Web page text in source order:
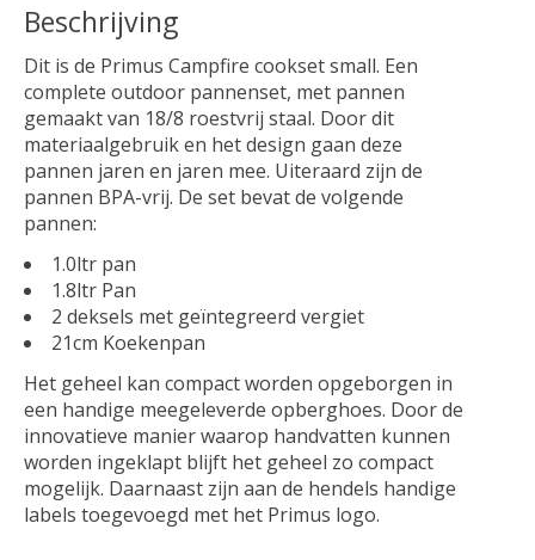
Beschrijving
Dit is de Primus Campfire cookset small. Een
complete outdoor pannenset, met pannen
gemaakt van 18/8 roestvrij staal. Door dit
materiaalgebruik en het design gaan deze
pannen jaren en jaren mee. Uiteraard zijn de
pannen BPA-vrij. De set bevat de volgende
pannen:
1.0ltr pan
1.8ltr Pan
2 deksels met geïntegreerd vergiet
21cm Koekenpan
Het geheel kan compact worden opgeborgen in
een handige meegeleverde opberghoes. Door de
innovatieve manier waarop handvatten kunnen
worden ingeklapt blijft het geheel zo compact
mogelijk. Daarnaast zijn aan de hendels handige
labels toegevoegd met het Primus logo.